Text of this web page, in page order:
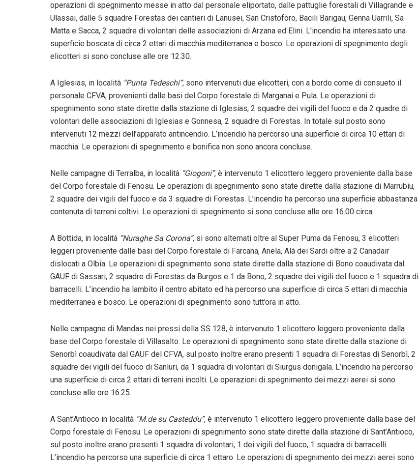
operazioni di spegnimento messe in atto dal personale eliportato, dalle pattuglie forestali di Villagrande e
Ulassai, dalle 5 squadre Forestas dei cantieri di Lanusei, San Cristoforo, Bacili Barigau, Genna Uarrili, Sa
Matta e Sacca, 2 squadre di volontari delle associazioni di Arzana ed Elini. L’incendio ha interessato una
superficie boscata di circa 2 ettari di macchia mediterranea e bosco. Le operazioni di spegnimento degli
elicotteri si sono concluse alle ore 12.30.
A Iglesias, in località “Punta Tedeschi”, sono intervenuti due elicotteri, con a bordo come di consueto il
personale CFVA, provenienti dalle basi del Corpo forestale di Marganai e Pula. Le operazioni di
spegnimento sono state dirette dalla stazione di Iglesias, 2 squadre dei vigili del fuoco e da 2 quadre di
volontari delle associazioni di Iglesias e Gonnesa, 2 squadre di Forestas. In totale sul posto sono
intervenuti 12 mezzi dell’apparato antincendio. L’incendio ha percorso una superficie di circa 10 ettari di
macchia. Le operazioni di spegnimento e bonifica non sono ancora concluse.
Nelle campagne di Terralba, in località “Giogoni”, è intervenuto 1 elicottero leggero proveniente dalla base
del Corpo forestale di Fenosu. Le operazioni di spegnimento sono state dirette dalla stazione di Marrubiu,
2 squadre dei vigili del fuoco e da 3 squadre di Forestas. L’incendio ha percorso una superficie abbastanza
contenuta di terreni coltivi. Le operazioni di spegnimento si sono concluse alle ore 16.00 circa.
A Bottida, in località “Nuraghe Sa Corona”, si sono alternati oltre al Super Puma da Fenosu, 3 elicotteri
leggeri proveniente dalle basi del Corpo forestale di Farcana, Anela, Alà dei Sardi oltre a 2 Canadair
dislocati a Olbia. Le operazioni di spegnimento sono state dirette dalla stazione di Bono coaudivata dal
GAUF di Sassari, 2 squadre di Forestas da Burgos e 1 da Bono, 2 squadre dei vigili del fuoco e 1 squadra di
barracelli. L’incendio ha lambito il centro abitato ed ha percorso una superficie di circa 5 ettari di macchia
mediterranea e bosco. Le operazioni di spegnimento sono tutt’ora in atto.
Nelle campagne di Mandas nei pressi della SS 128, è intervenuto 1 elicottero leggero proveniente dalla
base del Corpo forestale di Villasalto. Le operazioni di spegnimento sono state dirette dalla stazione di
Senorbì coaudivata dal GAUF del CFVA, sul posto inoltre erano presenti 1 squadra di Forestas di Senorbì, 2
squadre dei vigili del fuoco di Sanluri, da 1 squadra di volontari di Siurgus donigala. L’incendio ha percorso
una superficie di circa 2 ettari di terreni incolti. Le operazioni di spegnimento dei mezzi aerei si sono
concluse alle ore 16.25.
A Sant’Antioco in località “M.de su Casteddu”, è intervenuto 1 elicottero leggero proveniente dalla base del
Corpo forestale di Fenosu. Le operazioni di spegnimento sono state dirette dalla stazione di Sant’Antioco,
sul posto inoltre erano presenti 1 squadra di volontari, 1 dei vigili del fuoco, 1 squadra di barracelli.
L’incendio ha percorso una superficie di circa 1 ettaro. Le operazioni di spegnimento dei mezzi aerei sono